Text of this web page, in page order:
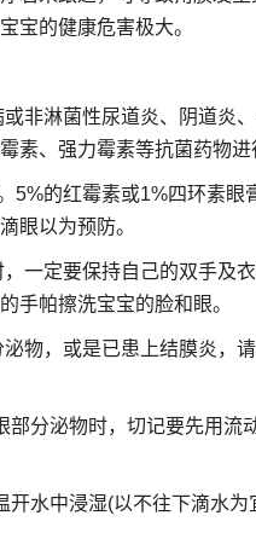
宝的健康危害极大。
非淋菌性尿道炎、阴道炎
素、强力霉素等抗菌药物进
5%的红霉素或1%四环素眼
眼以为预防。
一定要保持自己的双手及衣
手帕擦洗宝宝的脸和眼。
物，或是已患上结膜炎，
部分泌物时，切记要先用流
开水中浸湿(以不往下滴水为